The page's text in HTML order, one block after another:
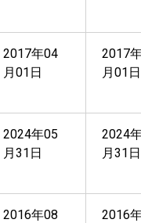
2017年04
月01日
2017
月01日
2024年05
月31日
2024
月31日
2016年08
2016